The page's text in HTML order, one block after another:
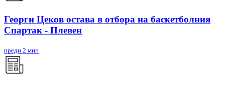
Георги Цеков остава в отбора на баскетболния
Спартак - Плевен
преди 2 мин